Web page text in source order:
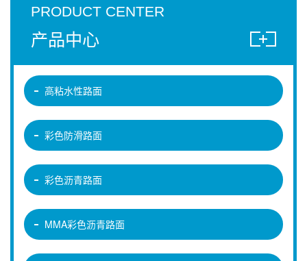
PRODUCT CENTER
产品中心
高粘水性路面
彩色防滑路面
彩色沥青路面
MMA彩色沥青路面